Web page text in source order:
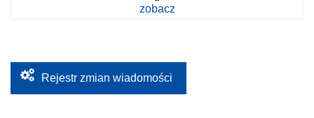
zobacz
Rejestr zmian wiadomości